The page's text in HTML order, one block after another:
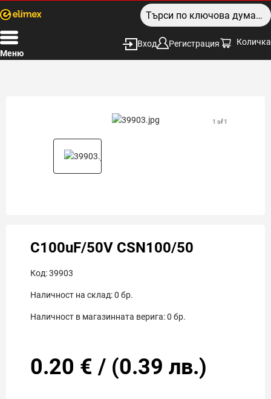
Меню
Вход Регистрация Количка
1 of 1
C100uF/50V CSN100/50
Код:39903
Наличност на склад:0 бр.
Наличност в магазинната верига:0 бр.
0.20 € / (0.39 лв.)